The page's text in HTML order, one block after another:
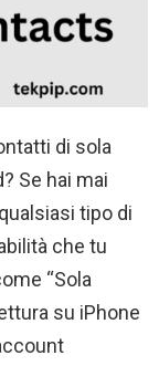
di sola
Se hai mai
tipo di
che tu
“Sola
su iPhone